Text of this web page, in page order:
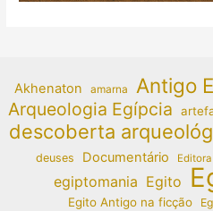
Akhenaton amarna Antigo
Arqueologia Egípcia
descoberta
deuses Documentário
egiptomania Egito
Egito Antigo na ficção